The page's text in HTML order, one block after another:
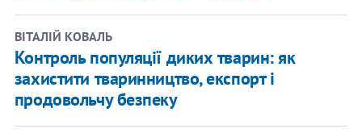
ВІТАЛІЙ КОВАЛЬ
Контроль популяції диких тварин: як
захистити тваринництво, експорт і
продовольчу безпеку